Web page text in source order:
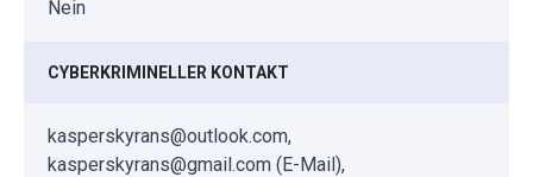
Nein
CYBERKRIMINELLER KONTAKT
kasperskyrans@outlook.com,
kasperskyrans@gmail.com (E-Mail),